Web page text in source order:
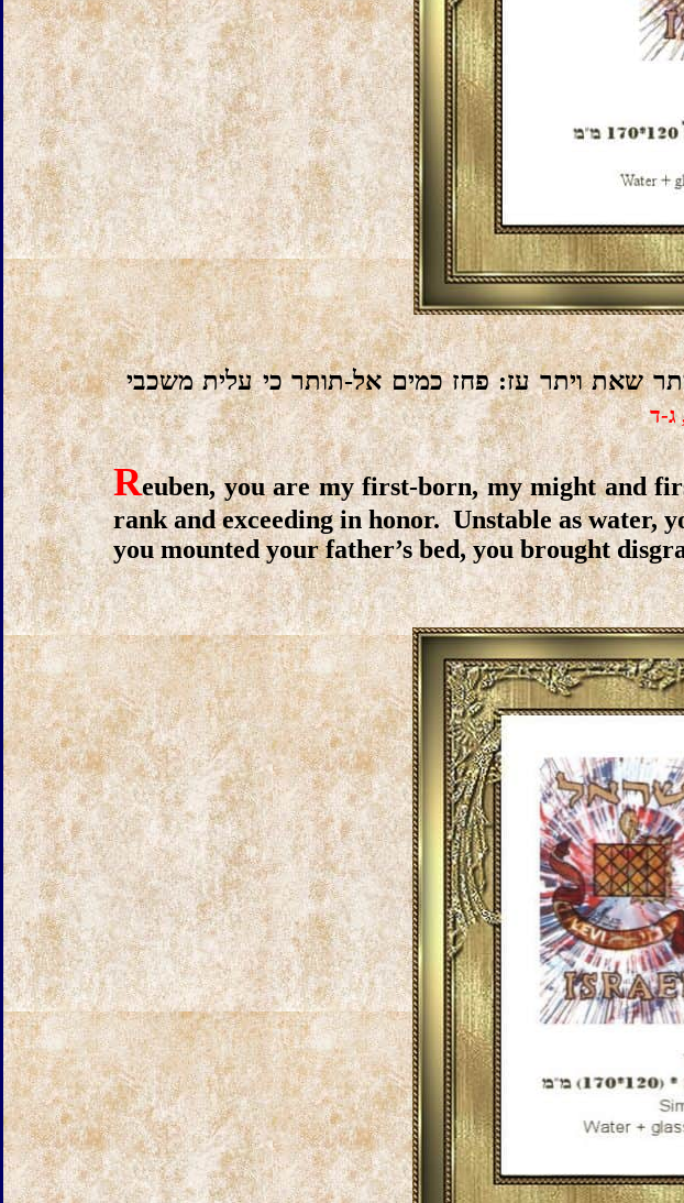
שאת ויתר עז: פחז כמים אל-תותר כי עלית משכבי
ד
Reuben, you are my first-born, my might and
rank and exceeding in honor. Unstable as water,
you mounted your father’s bed, you brought